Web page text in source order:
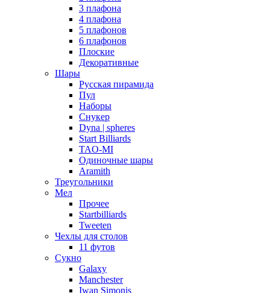
3 плафона
4 плафона
5 плафонов
6 плафонов
Плоские
Декоративные
Шары
Русская пирамида
Пул
Наборы
Снукер
Dyna | spheres
Start Billiards
TAO-MI
Одиночные шары
Aramith
Треугольники
Мел
Прочее
Startbilliards
Tweeten
Чехлы для столов
11 футов
Сукно
Galaxy
Manchester
Iwan Simonis